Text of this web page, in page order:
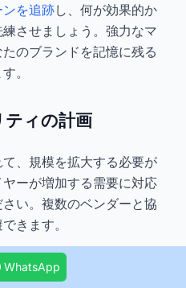
を追跡し、何が効果的か
させましょう。強力なマ
のブランドを記憶に残る
。
ティの計画
、規模を拡大する必要が
ーが増加する需要に対応
い。複数のベンダーと協
きます。
ください。ビーチバッグ
WhatsApp